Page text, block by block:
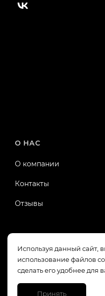
Используя данный сайт,
использование файлов
сделать его удобнее для
Принять
О НАС
О компании
Контакты
Отзывы